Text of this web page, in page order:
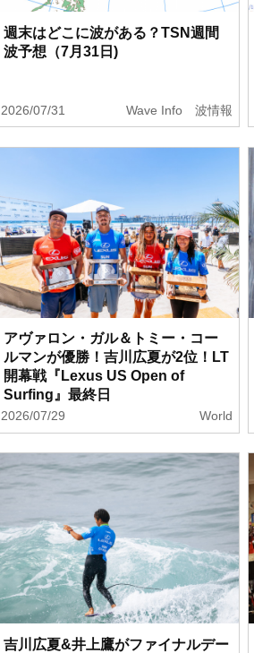
週末はどこに波がある？TSN週間
波予想（7月31日)
2026/07/31 Wave Info 波情報
アヴァロン・ガル＆トミー・コー
ルマンが優勝！吉川広夏が2位！LT
開幕戦『Lexus US Open of
Surfing』最終日
2026/07/29 World
吉川広夏&井上鷹がファイナルデー